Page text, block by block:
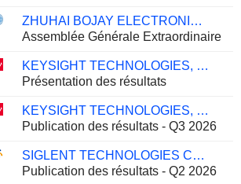
ZHUHAI BOJAY ELECTRONICS CO.,LTD.
Assemblée Générale Extraordinaire
KEYSIGHT TECHNOLOGIES, INC.
Présentation des résultats
KEYSIGHT TECHNOLOGIES, INC.
Publication des résultats - Q3 2026
SIGLENT TECHNOLOGIES CO.,LTD.
Publication des résultats - Q2 2026